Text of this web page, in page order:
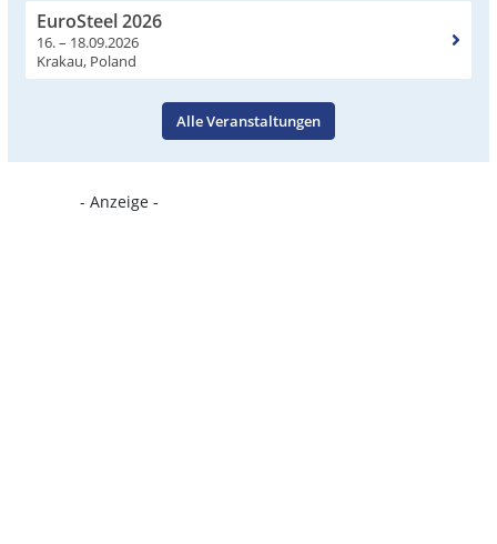
EuroSteel 2026
16. – 18.09.2026
Krakau, Poland
Alle Veranstaltungen
- Anzeige -